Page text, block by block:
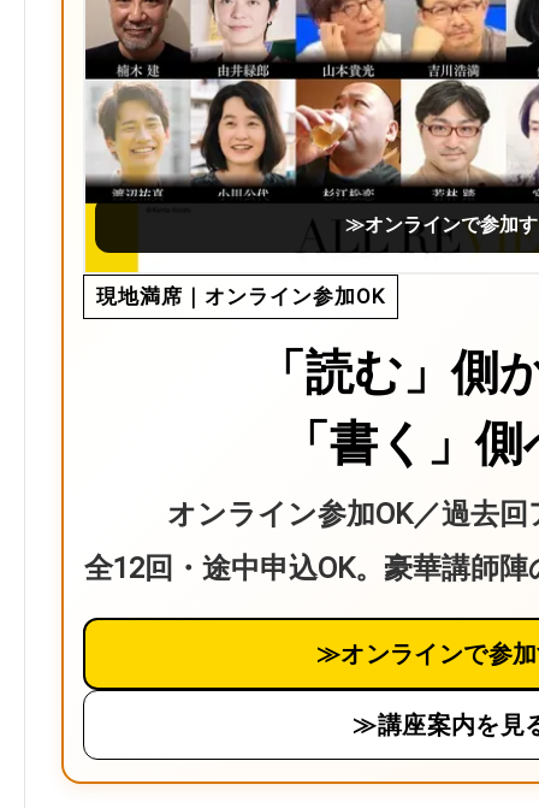
≫オンラインで参加
現地満席｜オンライン参加OK
「読む」側
「書く」
オンライン参加OK／過去
全12回・途中申込OK。豪華講師
≫オンラインで参
≫講座案内を見